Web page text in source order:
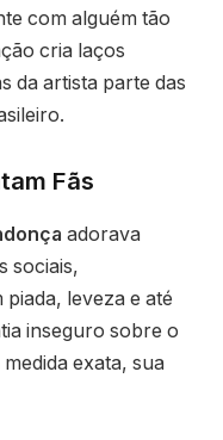
com alguém tão
cria laços
da artista parte das
Fãs
adorava
sociais,
leveza e até
inseguro sobre o
exata, sua